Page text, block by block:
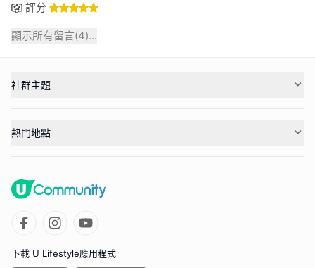
評分
顯示所有留言(4)...
社群主題
熱門地點
下載 U Lifestyle應用程式